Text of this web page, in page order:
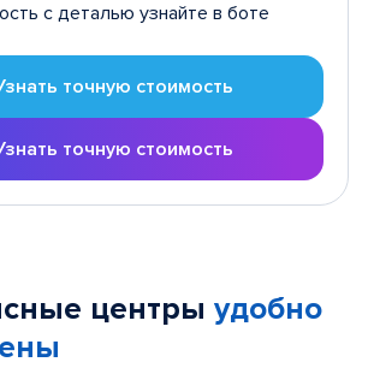
с деталью узнайте в боте
точную стоимость
точную стоимость
центры удобно